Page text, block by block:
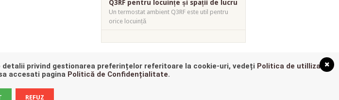
Q3RF pentru locuințe și spații de lucru
Un termostat ambient Q3RF este util pentru
orice locuință
WOULD YOU LIKE TO GOBACK TO THE TOP?
privind gestionarea preferințelor referitoare la cookie-uri, vedeți Politica de utillizare
accesati pagina Politică de Confidențialitate.
REFUZ